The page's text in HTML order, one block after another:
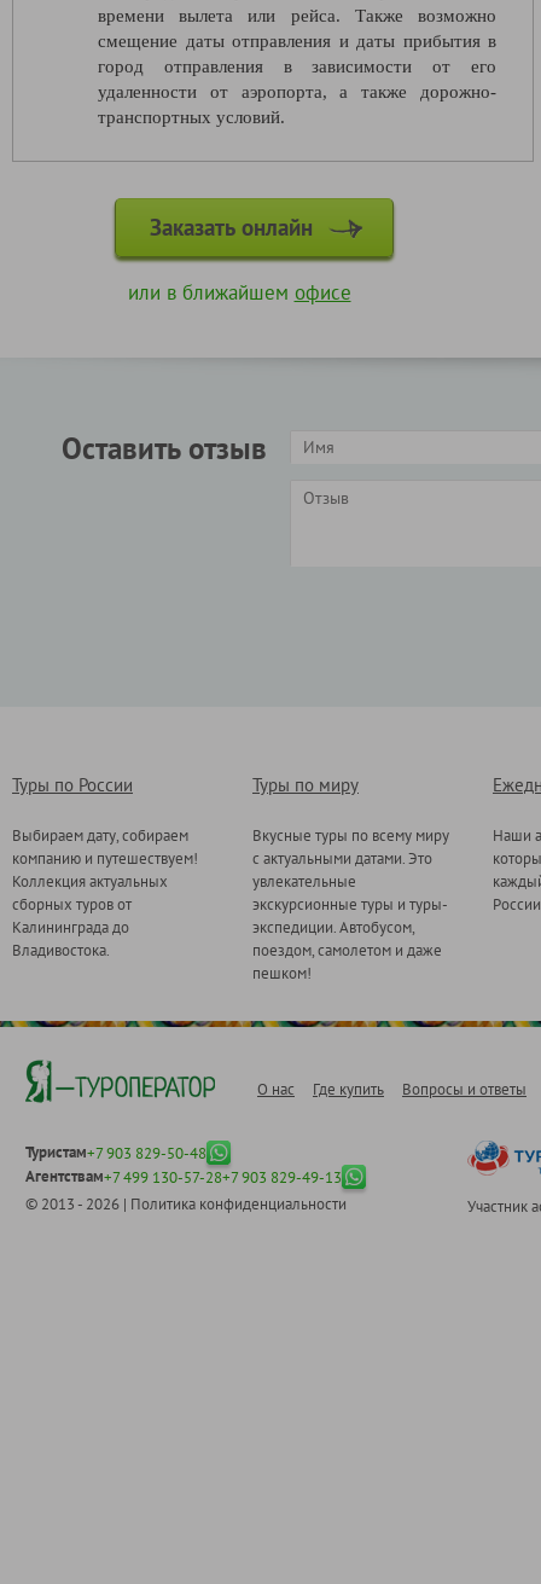
времени вылета или рейса. Также возможно
смещение даты отправления и даты прибытия в
город отправления в зависимости от его
удаленности от аэропорта, а также дорожно-
транспортных условий.
Заказать онлайн
или в ближайшем офисе
Оставить отзыв
Туры по России
Выбираем дату, собираем
компанию и путешествуем!
Коллекция актуальных
сборных туров от
Калининграда до
Владивостока.
Туры по миру
Вкусные туры по всему миру
с актуальными датами. Это
увлекательные
экскурсионные туры и туры-
экспедиции. Автобусом,
поездом, самолетом и даже
пешком!
Наши
О нас Где купить Вопросы и ответы
Туристам+7 903 829-50-48
Агентствам+7 499 130-57-28+7 903 829-49-13
© 2013 - 2026 | Политика конфиденциальности Участник